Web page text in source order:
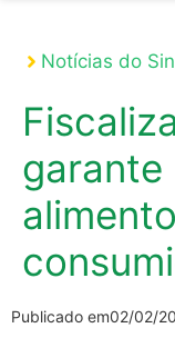
Notícias do
garante
Publicado em02/02/